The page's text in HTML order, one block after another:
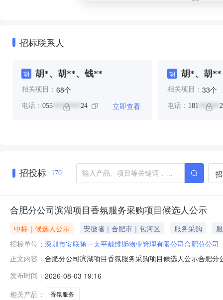
招标联系人
胡 胡*、胡**、钱**
相关项目： 68个
电话： 055 ******** 24 立即查看
胡 胡*、胡**
相关项目： 33个
电话： 181 ******
招投标 170
合肥分公司滨湖项目香氛服务采购项目候选人公示
中标｜候选人公示 安徽省｜合肥市｜包河区 服务采购
招标单位： 深圳市安联第一太平戴维斯物业管理有限公司合肥分公司
正文内容： 合肥分公司滨湖项目香氛服务采购项目候选人公示合肥
选人：汤采贸易（上海）有限公司二、文件否决情况：
购人:深圳市安联第一太平戴维斯物
发布时间： 2026-08-03 19:16
相关产品：
香氛服务